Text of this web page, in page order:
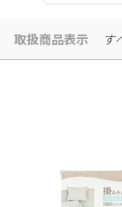
取扱商品表示 す